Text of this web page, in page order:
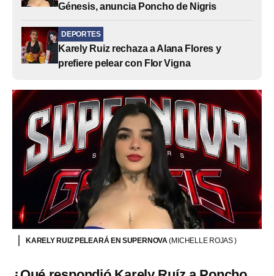
Génesis, anuncia Poncho de Nigris
DEPORTES
Karely Ruiz rechaza a Alana Flores y
prefiere pelear con Flor Vigna
KARELY RUIZ PELEARÁ EN SUPERNOVA(MICHELLE ROJAS )